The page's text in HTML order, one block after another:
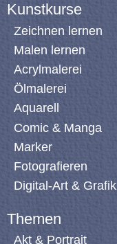
Kunstkurse
Zeichnen lernen
Malen lernen
Acrylmalerei
Ölmalerei
Aquarell
Comic & Manga
Marker
Fotografieren
Digital-Art & Grafik
Themen
Akt & Portrait